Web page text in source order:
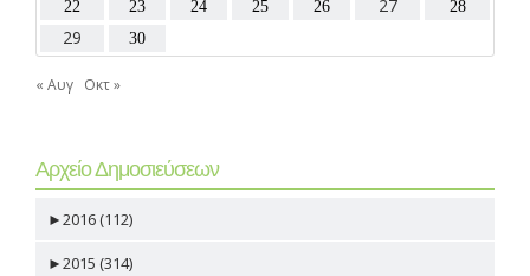
22 23 24 25 26 27 28
29 30
« Αυγ Οκτ »
Αρχείο Δημοσιεύσεων
►2016 (112)
►2015 (314)